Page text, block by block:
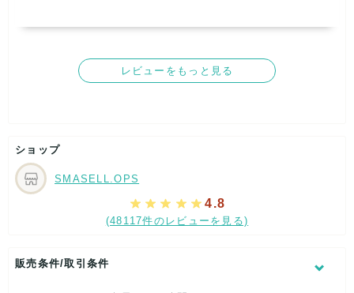
レビューをもっと見る
ショップ
SMASELL.OPS
4.8
(48117件のレビューを見る)
販売条件/取引条件